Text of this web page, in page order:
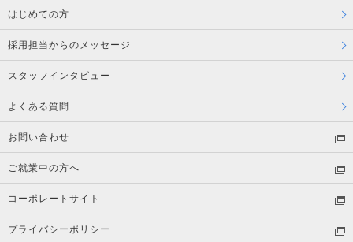
はじめての方
採用担当からのメッセージ
スタッフインタビュー
よくある質問
お問い合わせ
ご就業中の方へ
コーポレートサイト
プライバシーポリシー